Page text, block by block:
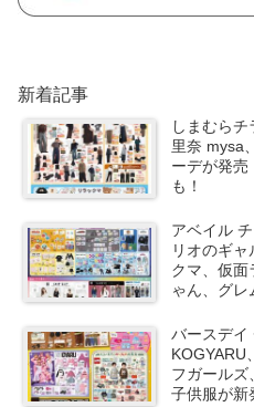
新着記事
しまむら
里奈 mysa
ーデが発売
も！
アベイル
リオのギ
クマ、仮面
ゃん、グレ
バースデイ
KOGYARU
フガールズ
子供服が新